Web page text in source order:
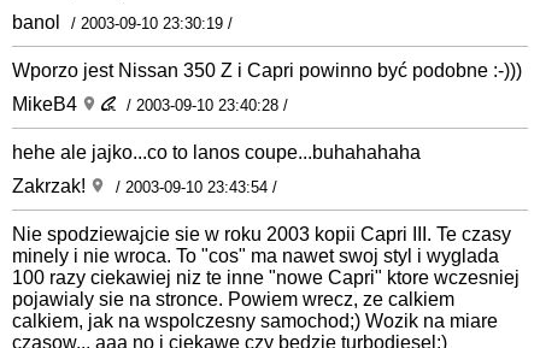
banol
/ 2003-09-10 23:30:19 /
Wporzo jest Nissan 350 Z i Capri powinno być podobne :-)))
MikeB4
/ 2003-09-10 23:40:28 /
hehe ale jajko...co to lanos coupe...buhahahaha
Zakrzak!
/ 2003-09-10 23:43:54 /
Nie spodziewajcie sie w roku 2003 kopii Capri III. Te czasy
minely i nie wroca. To "cos" ma nawet swoj styl i wyglada
100 razy ciekawiej niz te inne "nowe Capri" ktore wczesniej
pojawialy sie na stronce. Powiem wrecz, ze calkiem
calkiem, jak na wspolczesny samochod;) Wozik na miare
czasow... aaa no i ciekawe czy bedzie turbodiesel:)